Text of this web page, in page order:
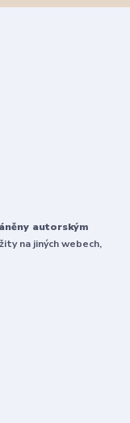
autorským
na jiných webech,